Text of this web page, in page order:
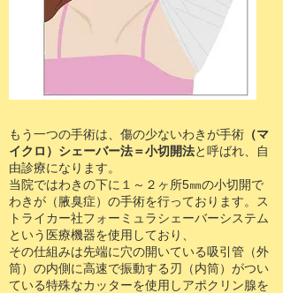
もう一つの手術は、傷の少ないわきが手術 （マ
イクロ）シェーバー法＝小切開法​と呼ばれ、自
由診療になります。
当院ではわきの下に１～２ヶ所5㎜の小切開で
わきが（腋臭症）の手術を行っております。ス
トライカー社フォーミュラシェーバーシステム
という医療機器を使用しており、
その仕組みは先端に穴の開いている吸引管（外
筒）の内側に高速で振動する刃（内筒）がつい
ている特殊なカッターを使用しアポクリン腺を